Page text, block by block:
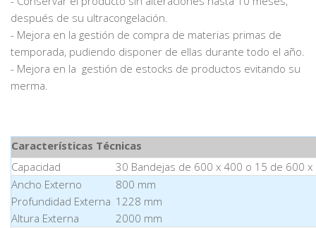
después de su ultracongelación.
- Mejora en la gestión de compra de materias primas de
temporada, pudiendo disponer de ellas durante todo el año.
- Mejora en la gestión de estocks de productos evitando su
merma.
Características Técnicas
Capacidad
30 Bandejas de 600 x 400 o 15 de 600 x
Ancho Externo
Profundidad Externa
Altura Externa
800 mm
1228 mm
2000 mm